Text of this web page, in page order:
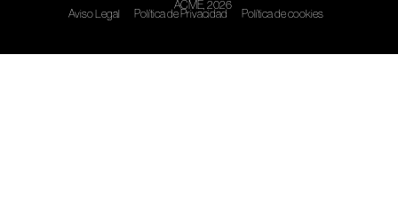
ACME, 2026
Aviso Legal Política de Privacidad Política de cookies